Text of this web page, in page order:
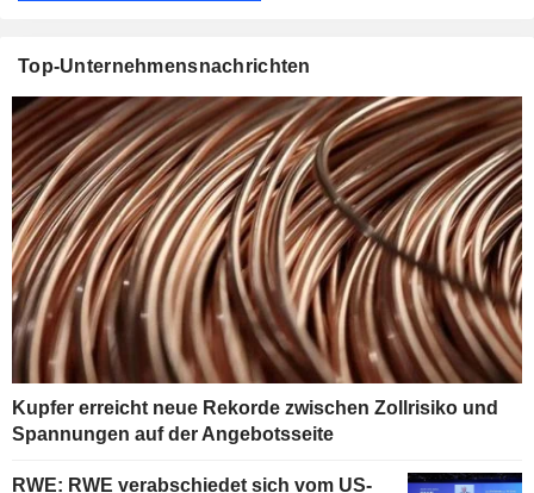
Top-Unternehmensnachrichten
Kupfer erreicht neue Rekorde zwischen Zollrisiko und
Spannungen auf der Angebotsseite
RWE: RWE verabschiedet sich vom US-